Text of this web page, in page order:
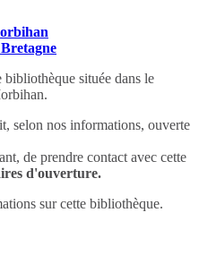
située dans le
selon nos informations, ouverte
de prendre contact avec cette
d'ouverture.
sur cette bibliothèque.